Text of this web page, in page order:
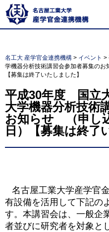
名工大 産学官金連携機構 > イベント >
学機器分析技術講習会参加者募集の
【募集は終了いたしました】
平成30年度 国立
大学機器分析技術
お知らせ （申し
日）【募集は終了
名古屋工業大学産学官
有設備を活用して下記の
す。本講習会は、一般企
者並びに研究者を対象と